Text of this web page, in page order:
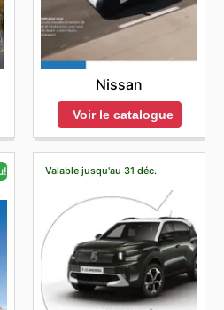
Nissan
Voir le catalogue
Valable jusqu'au 31 déc.